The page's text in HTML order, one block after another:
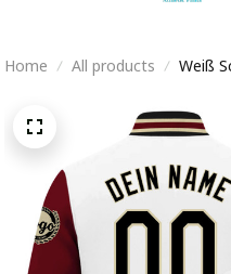
Home All products
Weiß